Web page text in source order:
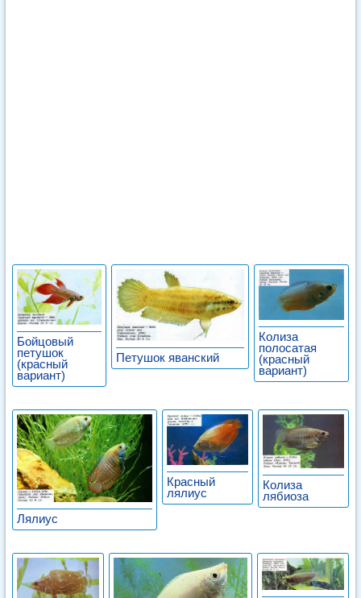
Бойцовый
петушок
(красный
вариант)
Петушок яванский
Колиза
полосатая
(красный
вариант)
Лялиус
Красный
лялиус
Колиза
лябиоза